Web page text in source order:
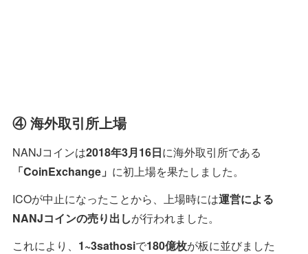
④ 海外取引所上場
NANJコインは2018年3月16日に海外取引所である
「CoinExchange」 に初上場を果たしました。
ICOが中止になったことから、上場時には運営による
NANJコインの売り出しが行われました。
これにより、 1~3sathosiで180億枚が板に並びました